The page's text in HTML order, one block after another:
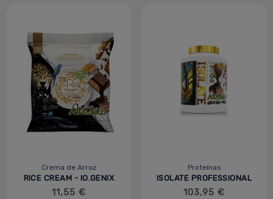
Crema de Arroz
RICE CREAM - IO.GENIX
MVP
11,55 €
Proteínas
ISOLATE PROFESSIONAL
2KG - MVP
103,95 €